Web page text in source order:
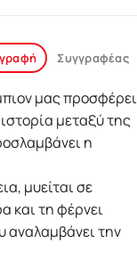
Συγγραφέας
μας προσφέρει
μεταξύ της
η
μυείται σε
και τη φέρνει
αναλαμβάνει την